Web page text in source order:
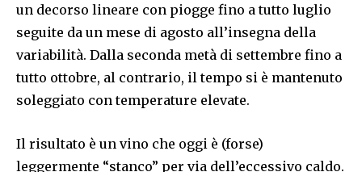
un decorso lineare con piogge fino a tutto luglio
seguite da un mese di agosto all’insegna della
variabilità. Dalla seconda metà di settembre fino a
tutto ottobre, al contrario, il tempo si è mantenuto
soleggiato con temperature elevate.
Il risultato è un vino che oggi è (forse)
leggermente “stanco” per via dell’eccessivo caldo.